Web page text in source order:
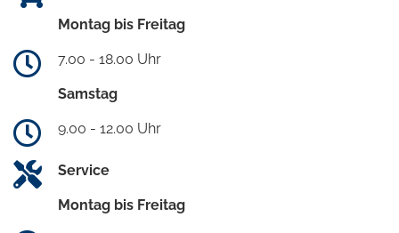
Montag bis Freitag
7.00 - 18.00 Uhr
Samstag
9.00 - 12.00 Uhr
Service
Montag bis Freitag